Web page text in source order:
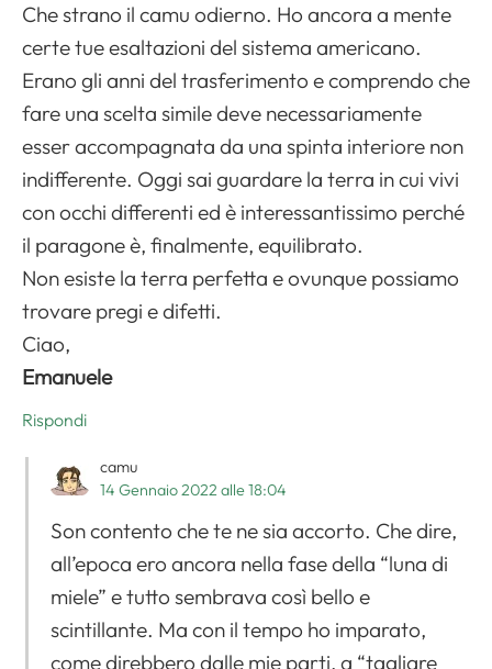
Che strano il camu odierno. Ho ancora a mente
certe tue esaltazioni del sistema americano.
Erano gli anni del trasferimento e comprendo che
fare una scelta simile deve necessariamente
esser accompagnata da una spinta interiore non
indifferente. Oggi sai guardare la terra in cui vivi
con occhi differenti ed è interessantissimo perché
il paragone è, finalmente, equilibrato.
Non esiste la terra perfetta e ovunque possiamo
trovare pregi e difetti.
Ciao,
Emanuele
Rispondi
camu
14 Gennaio 2022 alle 18:04
Son contento che te ne sia accorto. Che dire,
all’epoca ero ancora nella fase della “luna di
miele” e tutto sembrava così bello e
scintillante. Ma con il tempo ho imparato,
come direbbero dalle mie parti, a “tagliare